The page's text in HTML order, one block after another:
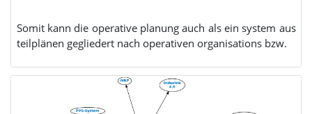
Somit kann die operative planung auch als ein system aus
teilplänen gegliedert nach operativen organisations bzw.